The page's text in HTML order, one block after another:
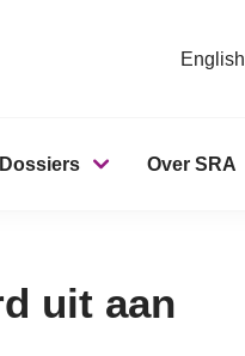
English
Dossiers Over SRA
uit aan